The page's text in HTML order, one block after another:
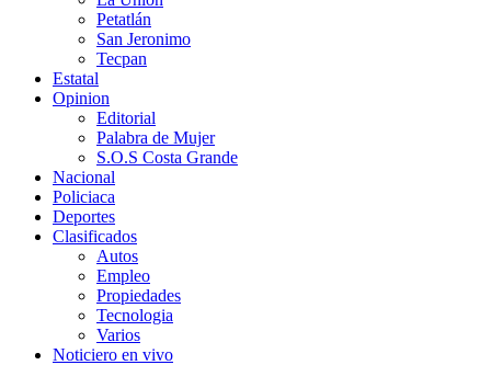
Petatlán
San Jeronimo
Tecpan
Estatal
Opinion
Editorial
Palabra de Mujer
S.O.S Costa Grande
Nacional
Policiaca
Deportes
Clasificados
Autos
Empleo
Propiedades
Tecnologia
Varios
Noticiero en vivo